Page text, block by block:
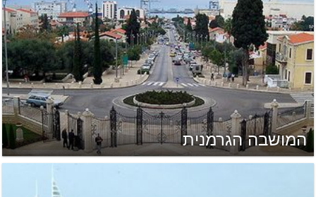
המושבה הגרמנית